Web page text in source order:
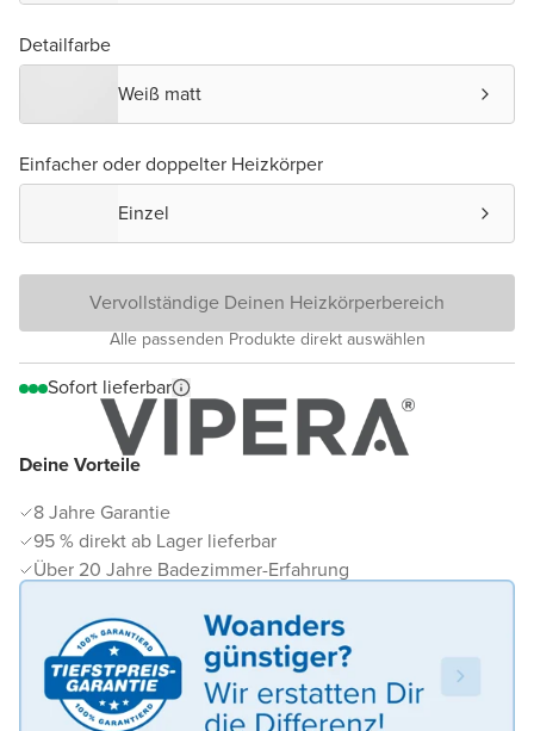
Deine Vorteile
8 Jahre Garantie
95 % direkt ab Lager lieferbar
Über 20 Jahre Badezimmer-Erfahrung
Detailfarbe
Weiß matt
Einfacher oder doppelter Heizkörper
Einzel
Vervollständige Deinen Heizkörperbereich
Alle passenden Produkte direkt auswählen
Sofort lieferbar